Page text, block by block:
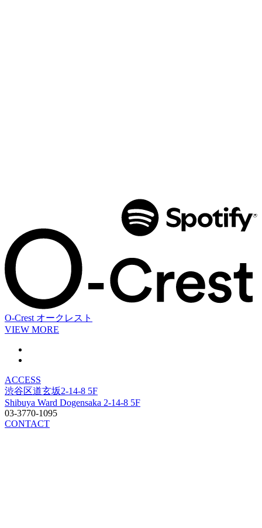
O-Crest オークレスト
VIEW MORE
ACCESS
渋谷区道玄坂2-14-8 5F
Shibuya Ward Dogensaka 2-14-8 5F
03-3770-1095
CONTACT